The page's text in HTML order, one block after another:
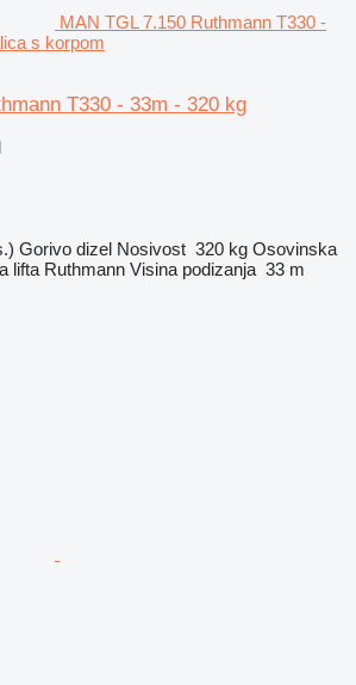
MAN TGL 7.150 Ruthmann T330 -
s korpom
T330 - 33m - 320 kg
Gorivo dizel Nosivost 320 kg Osovinska
lifta Ruthmann Visina podizanja 33 m